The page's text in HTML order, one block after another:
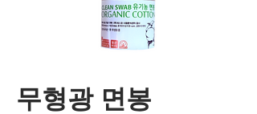
무형광 면봉